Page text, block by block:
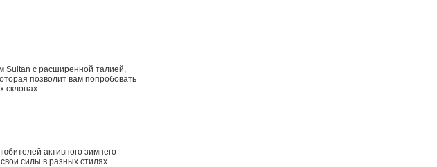
Sultan с расширенной талией,
позволит вам попробовать
склонах.
активного зимнего
силы в разных стилях